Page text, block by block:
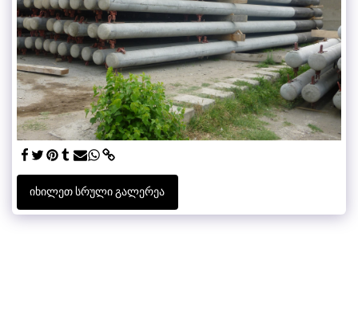
ᲘᲮᲘᲚᲔᲗ ᲡᲠᲣᲚᲘ ᲒᲐᲚᲔᲠᲔᲐ